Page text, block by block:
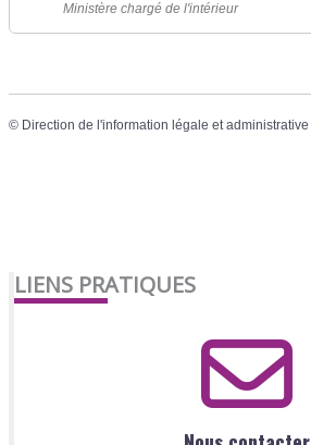
Ministère chargé de l'intérieur
© Direction de l'information légale et administrative
LIENS PRATIQUES